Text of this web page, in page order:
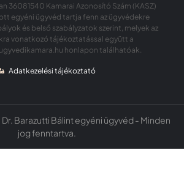
36081540 Kamarai Azonosító Szám (KASZ)
egyéni ügyvéd tartja fenn az ügyvédekre
és belső szabályzatok szerint, melyek az
vonatkozó tájékoztatással együtt a
honlapon találhatóak.
Adatkezelési tájékoztató
Barazutti Bálint egyéni ügyvéd - Minden
jog fenntartva.